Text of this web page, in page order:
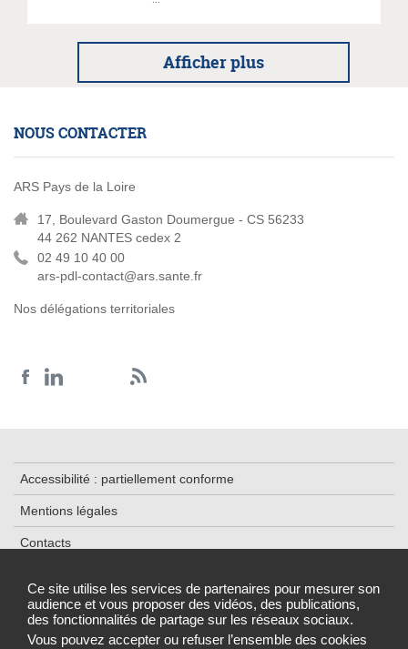
Ce site utilise les services de partenaires pour mesurer son
audience et vous proposer des vidéos, des publications,
des fonctionnalités de partage sur les réseaux sociaux.
Vous pouvez accepter ou refuser l’ensemble des cookies
Afficher plus
NOUS CONTACTER
ARS Pays de la Loire
17, Boulevard Gaston Doumergue - CS 56233
44 262 NANTES cedex 2
02 49 10 40 00
ars-pdl-contact@ars.sante.fr
Nos délégations territoriales
Accessibilité : partiellement conforme
Mentions légales
Contacts
Cookies et traceurs
Gestion des cookies